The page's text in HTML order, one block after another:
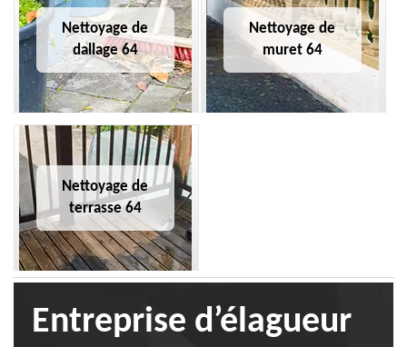
Nettoyage de
dallage 64
Nettoyage de
muret 64
Nettoyage de
terrasse 64
Entreprise d’élagueur